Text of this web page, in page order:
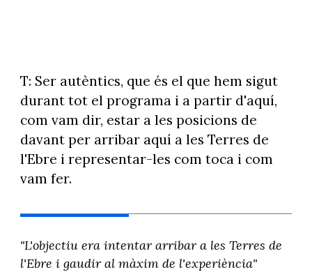
T: Ser autèntics, que és el que hem sigut
durant tot el programa i a partir d'aquí,
com vam dir, estar a les posicions de
davant per arribar aquí a les Terres de
l'Ebre i representar-les com toca i com
vam fer.
"L'objectiu era intentar arribar a les Terres de
l'Ebre i gaudir al màxim de l'experiència"